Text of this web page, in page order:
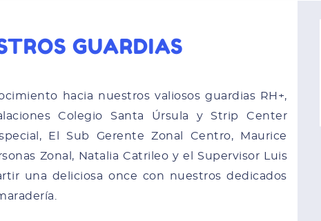
GUARDIAS
hacia nuestros valiosos guardias RH+,
Colegio Santa Úrsula y Strip Center
El Sub Gerente Zonal Centro, Maurice
Zonal, Natalia Catrileo y el Supervisor Luis
una deliciosa once con nuestros dedicados